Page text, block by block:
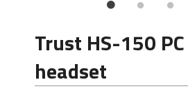
Trust HS-150
headset